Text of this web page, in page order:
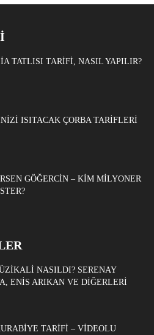
TATLISI TARIFI, NASIL YAPILIR?
ISITACAK ÇORBA TARIFLERI
GÖĞERCIN – KIM MILYONER
NASILDI? SERENAY
ENIS ARIKAN VE DIĞERLERI
TARIFI – VIDEOLU